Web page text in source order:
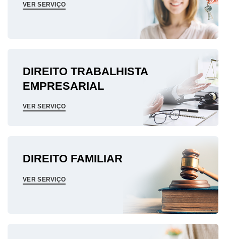
VER SERVIÇO
DIREITO TRABALHISTA
EMPRESARIAL
VER SERVIÇO
DIREITO FAMILIAR
VER SERVIÇO